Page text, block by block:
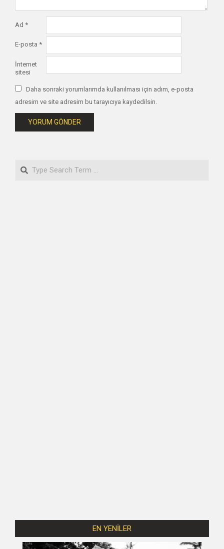
Ad *
E-posta *
İnternet
sitesi
Daha sonraki yorumlarımda kullanılması için adım, e-posta
adresim ve site adresim bu tarayıcıya kaydedilsin.
EN YENİLER